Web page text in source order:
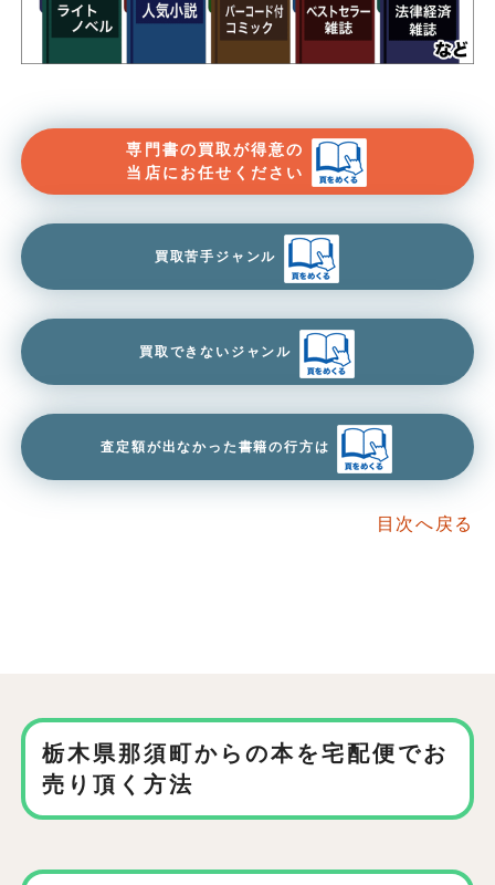
専門書の買取が得意の
当店にお任せください
買取苦手ジャンル
買取できないジャンル
査定額が出なかった書籍の行方は
目次へ戻る
栃木県那須町からの本を宅配便でお
売り頂く方法